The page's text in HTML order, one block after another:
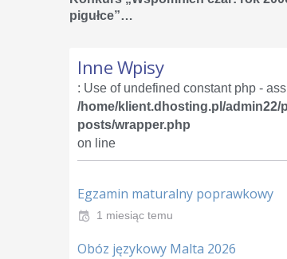
pigułce”…
Inne Wpisy
: Use of undefined constant php -
/home/klient.dhosting.pl/
posts/wrapper.php
on line
Egzamin maturalny poprawkowy
1 miesiąc temu
Obóz językowy Malta 2026